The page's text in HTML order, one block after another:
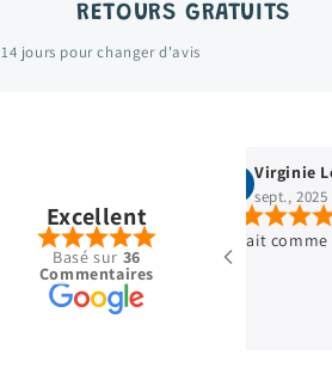
RETOURS GRATUITS
14 jours pour changer d'avis
Excellent
Basé sur 36
Commentaires
Stella
avr., 2025
Vêtements
cadeau qui